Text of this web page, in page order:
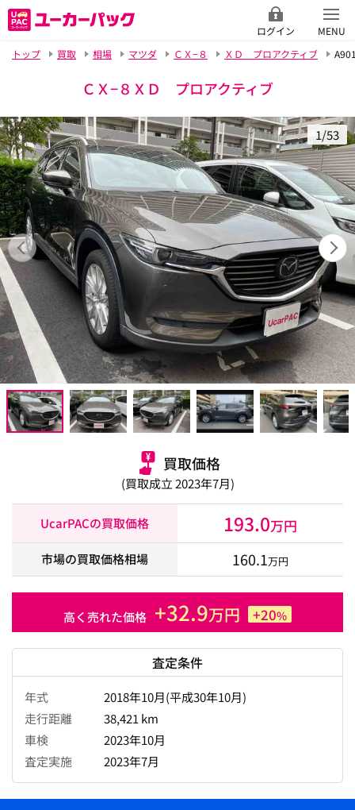
ログイン
MENU
トップ
買取 相場 マツダ ＣＸ−８ ＸＤ プロアクティブ
ＣＸ−８ＸＤ プロアクティブ
1/53
買取価格
(買取成立 2023年7月)
UcarPACの買取価格 193.0万円
市場の買取価格相場 160.1万円
高く売れた価格 +32.9万円 +20%
査定条件
年式
2018年10月(平成30年10月)
走行距離
38,421 km
車検
2023年10月
査定実施
2023年7月